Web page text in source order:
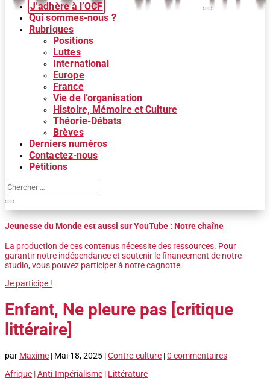
J’adhère à l’OCF
Qui sommes-nous ?
Rubriques
Positions
Luttes
International
Europe
France
Vie de l’organisation
Histoire, Mémoire et Culture
Théorie-Débats
Brèves
Derniers numéros
Contactez-nous
Pétitions
Jeunesse du Monde est aussi sur YouTube : Notre chaîne
La production de ces contenus nécessite des ressources. Pour
garantir notre indépendance et soutenir le financement de notre
studio, vous pouvez participer à notre cagnotte.
Je participe !
Enfant, Ne pleure pas [critique
littéraire]
par Maxime | Mai 18, 2025 |Contre-culture |0 commentaires
Afrique |Anti-Impérialisme | Littérature